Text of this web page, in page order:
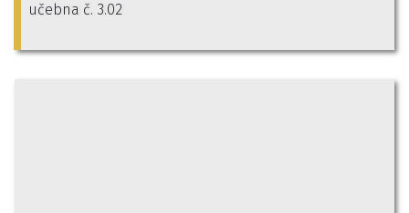
učebna č. 3.02